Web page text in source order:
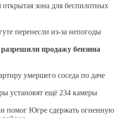
зона для беспилотных
перенесли из-за непогоды
продажу бензина
умершего соседа по даче
установят ещё 234 камеры
помог Югре сдержать огненную